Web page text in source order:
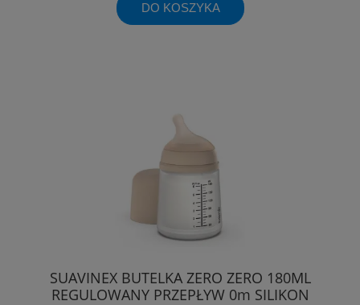
DO KOSZYKA
SUAVINEX BUTELKA ZERO ZERO 180ML
REGULOWANY PRZEPŁYW 0m SILIKON